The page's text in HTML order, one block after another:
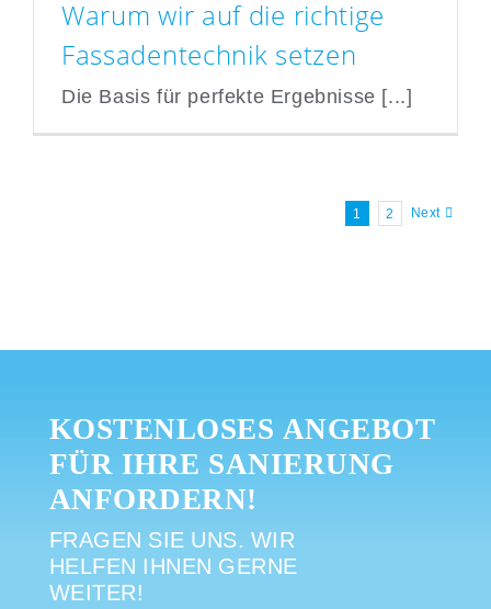
Warum wir auf die richtige
Warum wir auf die richtige
Fassadentechnik setzen
Die Basis für perfekte Ergebnisse [...]
1 2 Next
KOSTENLOSES ANGEBOT
FÜR IHRE SANIERUNG
ANFORDERN!
FRAGEN SIE UNS. WIR
HELFEN IHNEN GERNE
WEITER!